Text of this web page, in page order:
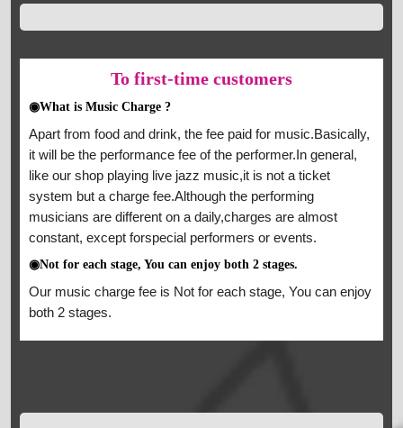
To first-time customers
◉What is Music Charge ?
Apart from food and drink, the fee paid for music.Basically,
it will be the performance fee of the performer.In general,
like our shop playing live jazz music,it is not a ticket
system but a charge fee.Although the performing
musicians are different on a daily,charges are almost
constant, except forspecial performers or events.
◉Not for each stage, You can enjoy both 2 stages.
Our music charge fee is Not for each stage, You can enjoy
both 2 stages.